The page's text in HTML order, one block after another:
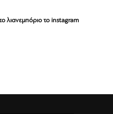
λιανεμπόριο το instagram